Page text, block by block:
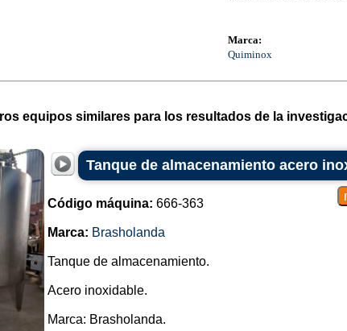
Marca:
Quiminox
equipos similares para los resultados de la
Tanque de almacenamiento acero
Código máquina: 666-363
Marca: Brasholanda
Tanque de almacenamiento.
Acero inoxidable.
Marca: Brasholanda.